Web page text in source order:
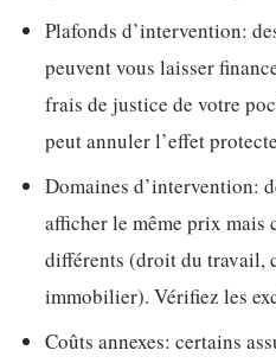
Plafonds d’intervention:
peuvent vous laisser
frais de justice de votre
peut annuler l’effet
Domaines d’intervention:
afficher le même prix mais
différents (droit du travail,
immobilier). Vérifiez les
Coûts annexes: certains